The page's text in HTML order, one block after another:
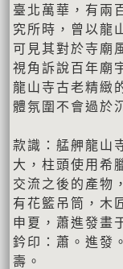
臺北萬華，有兩
究所時，曾以龍
可見其對於寺廟
視角訴說百年廟
龍山寺古老精緻
體氛圍不會過於
款識：艋舺龍山
大，柱頭使用希
交流之後的產物
有花籃吊筒，木
申夏，蕭進發畫
鈐印：蕭。進發
壽。